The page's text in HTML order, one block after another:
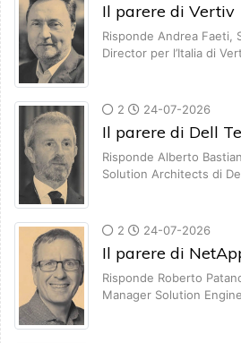
Il parere di Vertiv
Risponde Andrea Faeti,
Director per l’Italia di
2 24-07-2026
Il parere di Dell
Risponde Alberto
Solution Architects di
2 24-07-2026
Il parere di
Risponde Roberto
Manager Solution